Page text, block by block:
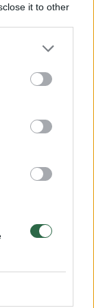
it to other
00:00:30